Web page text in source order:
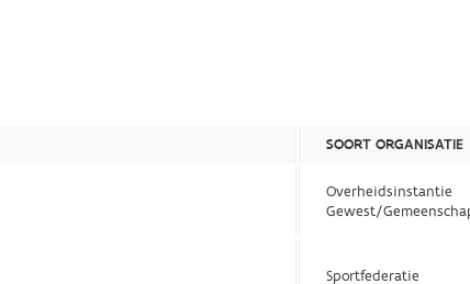
SOORT ORGANISATIE
Overheidsinstantie
Gewest/
Sportfederatie